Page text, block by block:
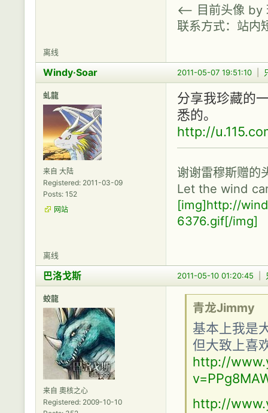
<-- 目前头像 by
联系方式：站内
离线
2011-05-07 19:51:10
Windy·Soar
虬龍
来自 大陆
Registered: 2011-03-09
Posts: 152
网站
分享我珍藏的
悉的。
http://
谢谢雷穆斯赠的
Let the wind
[img]http://
6376.gif[/img]
离线
2011-05-10 01:20:45
巴洛戈斯
蛟龍
来自 奧核之心
Registered: 2009-10-10
青龙Jimmy
基本上我是
但大致上喜
http://
http://